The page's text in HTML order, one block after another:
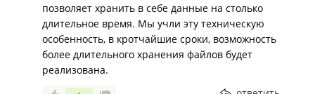
позволяет хранить в себе данные на столько
длительное время. Мы учли эту техническую
особенность, в кротчайшие сроки, возможность
более длительного хранения файлов будет
реализована.